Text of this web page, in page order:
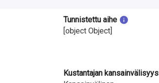
Tunnistettu aihe
[object Object]
Kustantajan kansainvälisyys